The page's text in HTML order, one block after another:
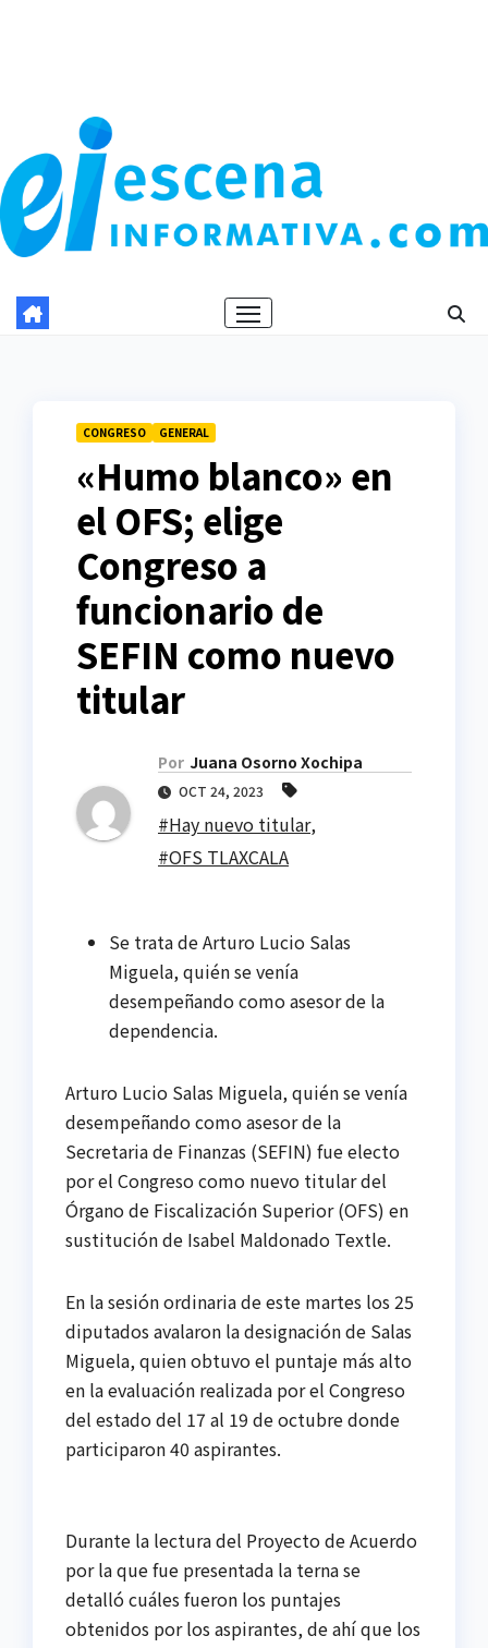
CONGRESO GENERAL
«Humo blanco» en
el OFS; elige
Congreso a
funcionario de
SEFIN como nuevo
titular
Por Juana Osorno Xochipa
OCT 24, 2023
#Hay nuevo titular,
#OFS TLAXCALA
Se trata de Arturo Lucio Salas
Miguela, quién se venía
desempeñando como asesor de la
dependencia.
Arturo Lucio Salas Miguela, quién se venía
desempeñando como asesor de la
Secretaria de Finanzas (SEFIN) fue electo
por el Congreso como nuevo titular del
Órgano de Fiscalización Superior (OFS) en
sustitución de Isabel Maldonado Textle.
En la sesión ordinaria de este martes los 25
diputados avalaron la designación de Salas
Miguela, quien obtuvo el puntaje más alto
en la evaluación realizada por el Congreso
del estado del 17 al 19 de octubre donde
participaron 40 aspirantes.
Durante la lectura del Proyecto de Acuerdo
por la que fue presentada la terna se
detalló cuáles fueron los puntajes
obtenidos por los aspirantes, de ahí que los